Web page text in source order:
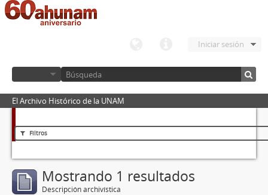
Iniciar sesión
El Archivo Histórico de la UNAM
Filtros
Mostrando 1 resultados
Descripción archivística